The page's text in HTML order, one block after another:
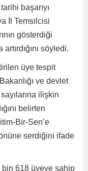
başarıyı
İl Temsilcisi
gösterdiği
söyledi.
üye tespit
ve devlet
ilişkin
belirten
Bir-Sen’e
serdiğini ifade
618 üyeye sahip